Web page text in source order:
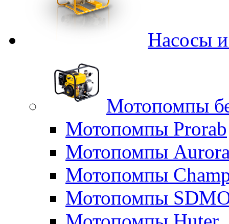
Насосы
Мотопомпы
Мотопомпы Prorab
Мотопомпы
Мотопомпы
Мотопомпы